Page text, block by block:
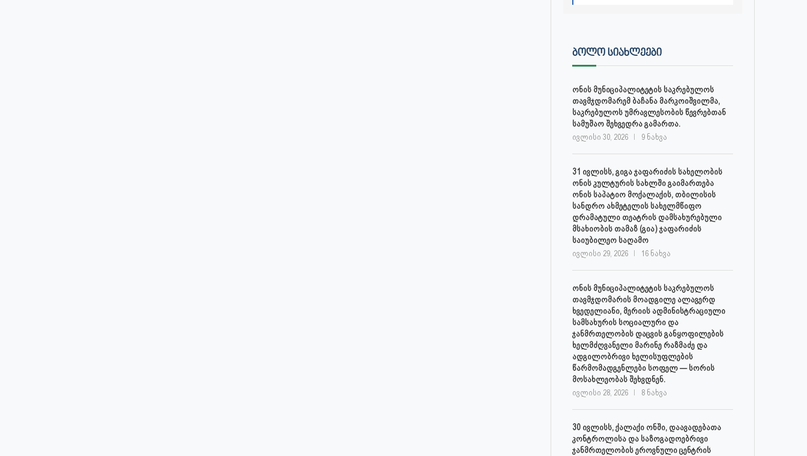
ᲑᲝᲚᲝ ᲡᲘᲐᲮᲚᲔᲔᲑᲘ
ონის მუნიციპალიტეტის საკრებულოს
თავმჯდომარემ ბაჩანა მარკოიშვილმა,
საკრებულოს უმრავლესობის წევრებთან
სამუშაო შეხვედრა გამართა.
ივლისი 30, 2026 9 ნახვა
31 ივლისს, გიგა ჯაფარიძის სახელობის
ონის კულტურის სახლში გაიმართება
ონის საპატიო მოქალაქის, თბილისის
სანდრო ახმეტელის სახელმწიფო
დრამატული თეატრის დამსახურებული
მსახიობის თამაზ (გია) ჯაფარიძის
საიუბილეო საღამო
ივლისი 29, 2026 16 ნახვა
ონის მუნიციპალიტეტის საკრებულოს
თავმჯდომარის მოადგილე ალავერდ
ხვედელიანი, მერიის ადმინისტრაციული
სამსახურის სოციალური და
ჯანმრთელობის დაცვის განყოფილების
ხელმძღვანელი მარინე რაზმაძე და
ადგილობრივი ხელისუფლების
წარმომადგენლები სოფელ — სორის
მოსახლეობას შეხვდნენ.
ივლისი 28, 2026 8 ნახვა
30 ივლისს, ქალაქი ონში, დაავადებათა
კონტროლისა და საზოგადოებრივი
ჯანმრთელობის ეროვნული ცენტრის